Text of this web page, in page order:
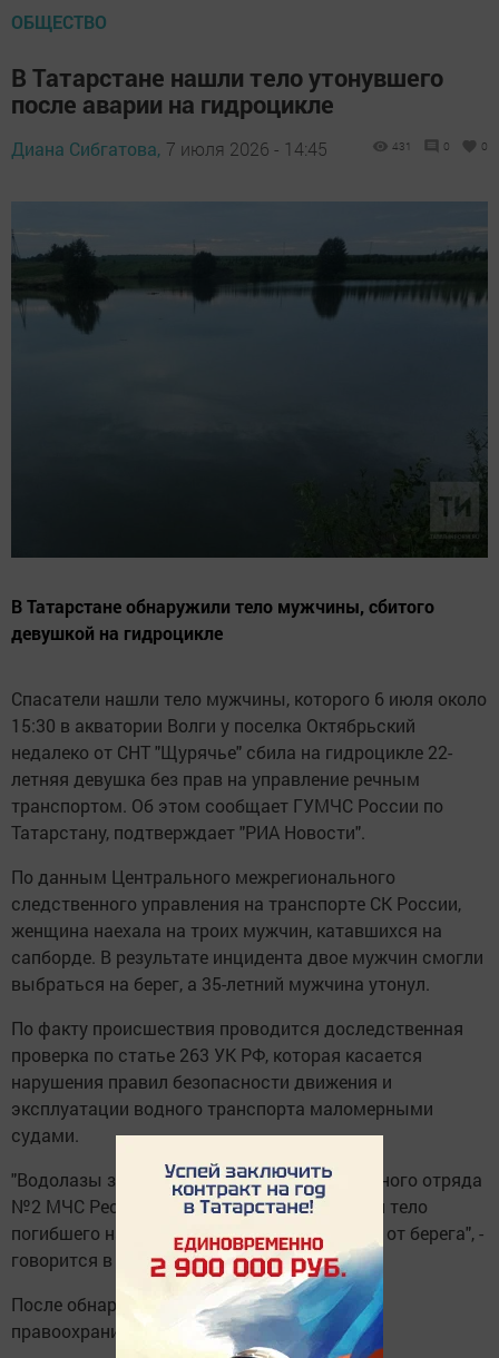
ОБЩЕСТВО
В Татарстане нашли тело утонувшего
после аварии на гидроцикле
Диана Сибгатова, 7 июля 2026 - 14:45 431 0 0
В Татарстане обнаружили тело мужчины, сбитого
девушкой на гидроцикле
Спасатели нашли тело мужчины, которого 6 июля около
15:30 в акватории Волги у поселка Октябрьский
недалеко от СНТ "Щурячье" сбила на гидроцикле 22-
летняя девушка без прав на управление речным
транспортом. Об этом сообщает ГУМЧС России по
Татарстану, подтверждает "РИА Новости".
По данным Центрального межрегионального
следственного управления на транспорте СК России,
женщина наехала на троих мужчин, катавшихся на
сапборде. В результате инцидента двое мужчин смогли
выбраться на берег, а 35-летний мужчина утонул.
По факту происшествия проводится доследственная
проверка по статье 263 УК РФ, которая касается
нарушения правил безопасности движения и
эксплуатации водного транспорта маломерными
судами.
"Водолазы зонального поисково-спасательного отряда
№2 МЧС Республики Татарстан обнаружили тело
погибшего на глубине 6,5 метра в 80 метрах от берега", -
говорится в заявлении.
После обнаружения тело было передано
правоохранительным органам.